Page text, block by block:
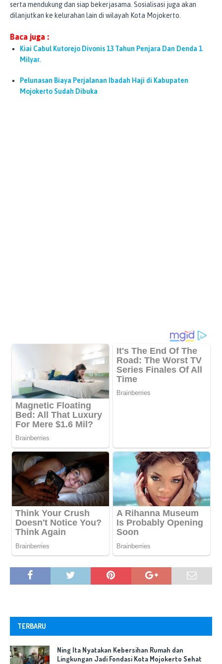
serta mendukung dan siap bekerjasama. Sosialisasi juga akan
dilanjutkan ke kelurahan lain di wilayah Kota Mojokerto.
Baca juga :
Kiai Cabul Kutorejo Divonis 13 Tahun Penjara Dan Denda 1
Milyar.
Pelunasan Biaya Perjalanan Ibadah Haji di Kabupaten
Mojokerto Sudah Dibuka
TERBARU
Ning Ita Nyatakan Kebersihan Rumah dan
Lingkungan Jadi Fondasi Kota Mojokerto Sehat